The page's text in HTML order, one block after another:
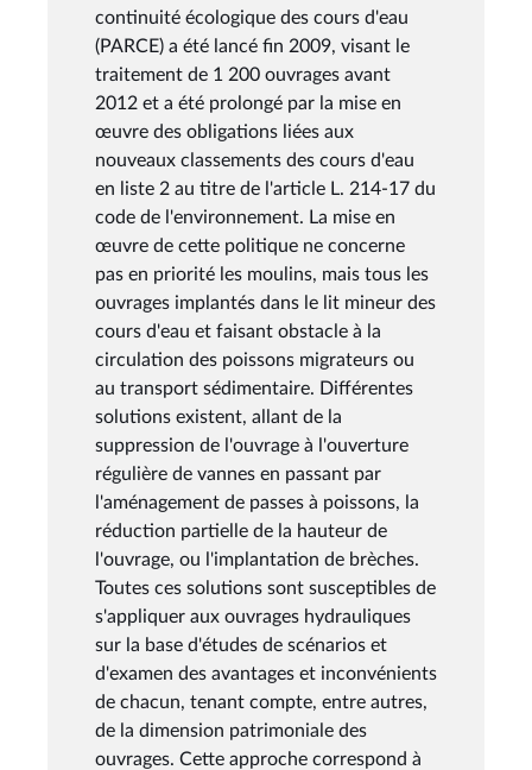
continuité écologique des cours d'eau
(PARCE) a été lancé fin 2009, visant le
traitement de 1 200 ouvrages avant
2012 et a été prolongé par la mise en
œuvre des obligations liées aux
nouveaux classements des cours d'eau
en liste 2 au titre de l'article L. 214-17 du
code de l'environnement. La mise en
œuvre de cette politique ne concerne
pas en priorité les moulins, mais tous les
ouvrages implantés dans le lit mineur des
cours d'eau et faisant obstacle à la
circulation des poissons migrateurs ou
au transport sédimentaire. Différentes
solutions existent, allant de la
suppression de l'ouvrage à l'ouverture
régulière de vannes en passant par
l'aménagement de passes à poissons, la
réduction partielle de la hauteur de
l'ouvrage, ou l'implantation de brèches.
Toutes ces solutions sont susceptibles de
s'appliquer aux ouvrages hydrauliques
sur la base d'études de scénarios et
d'examen des avantages et inconvénients
de chacun, tenant compte, entre autres,
de la dimension patrimoniale des
ouvrages. Cette approche correspond à